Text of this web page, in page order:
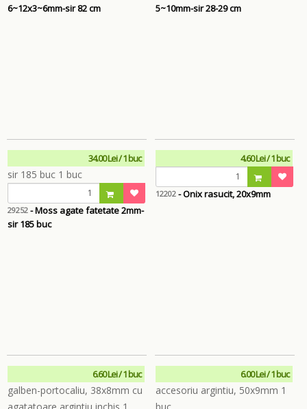
6~12x3~6mm-sir 82 cm
5~10mm-sir 28-29 cm
34.00 Lei / 1 buc
29252 - Moss agate fatetate 2mm-
sir 185 buc
4.60 Lei / 1 buc
12202- Onix rasucit, 20x9mm
6.60 Lei / 1 buc 6.00 Lei / 1 buc